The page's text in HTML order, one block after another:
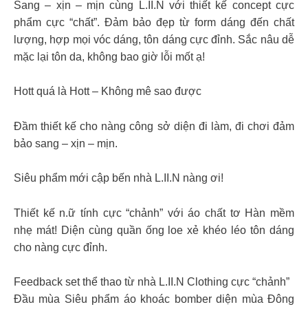
Sang – xịn – mịn cùng L.II.N với thiết kế concept cực
phẩm cực “chất”. Đảm bảo đẹp từ form dáng đến chất
lượng, hợp mọi vóc dáng, tôn dáng cực đỉnh. Sắc nâu dễ
mặc lại tôn da, không bao giờ lỗi mốt ạ!
Hott quá là Hott – Không mê sao được
Đầm thiết kế cho nàng công sở diện đi làm, đi chơi đảm
bảo sang – xịn – mịn.
Siêu phẩm mới cập bến nhà L.II.N nàng ơi!
Thiết kế n.ữ tính cực “chảnh” với áo chất tơ Hàn mềm
nhẹ mát! Diện cùng quần ống loe xẻ khéo léo tôn dáng
cho nàng cực đỉnh.
Feedback set thể thao từ nhà L.II.N Clothing cực “chảnh”
Đầu mùa Siêu phẩm áo khoác bomber diện mùa Đông